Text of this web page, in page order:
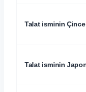
Talat isminin Çince
Talat isminin